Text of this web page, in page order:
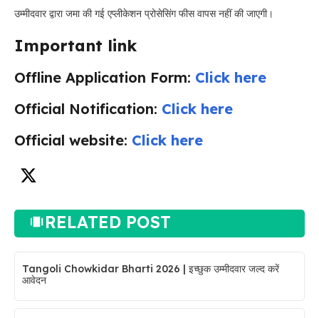
उम्मीदवार द्वारा जमा की गई एप्लीकेशन प्रोसेसिंग फीस वापस नहीं की जाएगी।
Important link
Offline Application Form: Click here
Official Notification: Click here
Official website: Click here
RELATED POST
Tangoli Chowkidar Bharti 2026 | इच्छुक उम्मीदवार जल्द करें
आवेदन